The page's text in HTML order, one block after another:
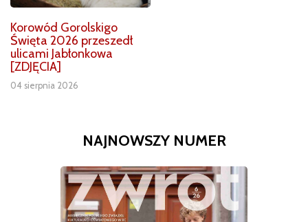
Korowód Gorolskigo
Święta 2026 przeszedł
ulicami Jabłonkowa
[ZDJĘCIA]
04 sierpnia 2026
NAJNOWSZY NUMER